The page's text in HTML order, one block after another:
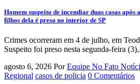
Homem suspeito de incendiar duas casas
filhos dela é preso no interior de SP
Crimes ocorreram em 4 de julho, em
Suspeito foi preso nesta segunda-feira
agosto 6, 2026 Por Equipe No Fato
Regional casos de policia 0 Comentários